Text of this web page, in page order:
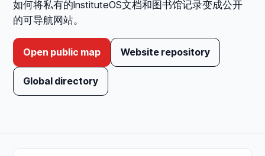
如何将私有的InstituteOS文档和图书馆记录变成公开
的可导航网站。
Open public map Website repository
Global directory